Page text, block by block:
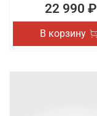
22 990 ₽
В корзину